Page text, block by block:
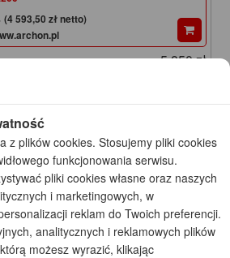
(4 593,50 zł netto)
5 850 zł
obniżką
KOD: ONLINE200
z plików cookies. Stosujemy pliki cookies
funkcjonowania serwisu.
pliki cookies własne oraz naszych
i marketingowych, w
reklam do Twoich preferencji.
analitycznych i reklamowych plików
możesz wyrazić, klikając